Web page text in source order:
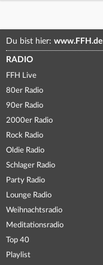
Du bist hier: www.FFH.de
RADIO
FFH Live
80er Radio
90er Radio
2000er Radio
Rock Radio
Oldie Radio
Schlager Radio
Party Radio
Lounge Radio
Weihnachtsradio
Meditationsradio
Top 40
Playlist